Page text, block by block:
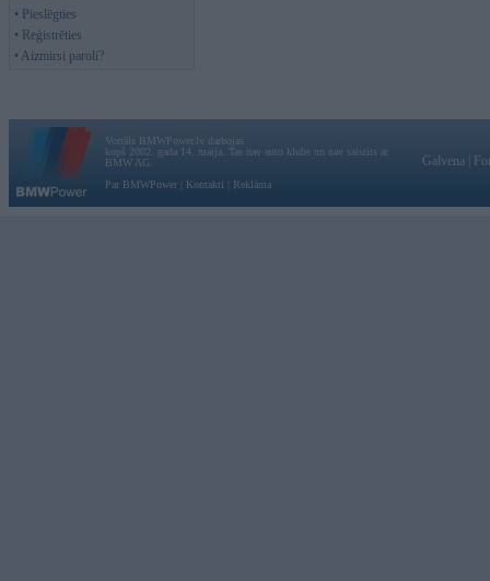
• Pieslēgties
• Reģistrēties
• Aizmirsi paroli?
Vortāls BMWPower.lv darbojas
kopš 2002. gada 14. maija. Tas nav auto klubs un nav saistīts ar
BMW AG.
Par BMWPower
Kontakti Reklāma
Galvena